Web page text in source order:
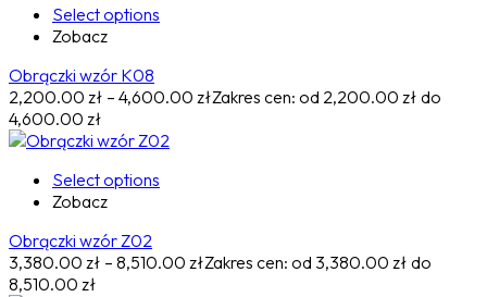
Select options
Zobacz
Obrączki wzór K08
2,200.00 zł – 4,600.00 złZakres cen: od 2,200.00 zł do
4,600.00 zł
Select options
Zobacz
Obrączki wzór Z02
3,380.00 zł – 8,510.00 złZakres cen: od 3,380.00 zł do
8,510.00 zł